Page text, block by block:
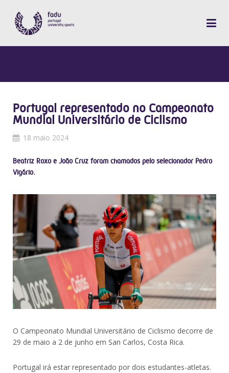
Portugal representado no Campeonato
Mundial Universitário de Ciclismo
18 maio 2024
Beatriz Roxo e João Cruz foram chamados pelo selecionador Pedro
Vigário.
O Campeonato Mundial Universitário de Ciclismo decorre de
29 de maio a 2 de junho em San Carlos, Costa Rica.
Portugal irá estar representado por dois estudantes-atletas.